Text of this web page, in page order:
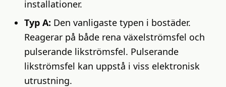
installationer.
Typ A: Den vanligaste typen i bostäder.
Reagerar på både rena växelströmsfel och
pulserande likströmsfel. Pulserande
likströmsfel kan uppstå i viss elektronisk
utrustning.